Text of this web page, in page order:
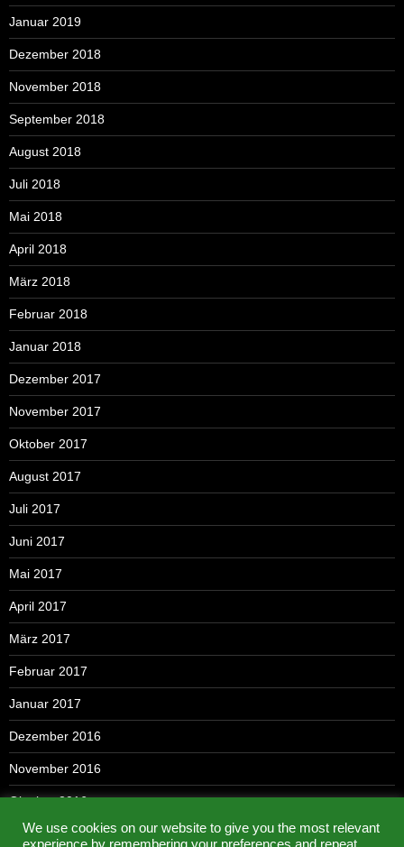
Januar 2019
Dezember 2018
November 2018
September 2018
August 2018
Juli 2018
Mai 2018
April 2018
März 2018
Februar 2018
Januar 2018
Dezember 2017
November 2017
Oktober 2017
August 2017
Juli 2017
Juni 2017
Mai 2017
April 2017
März 2017
Februar 2017
Januar 2017
Dezember 2016
November 2016
Oktober 2016
September 2016
We use cookies on our website to give you the most relevant